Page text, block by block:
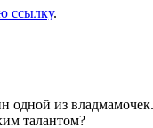
ссылку.
одной из
талантом?